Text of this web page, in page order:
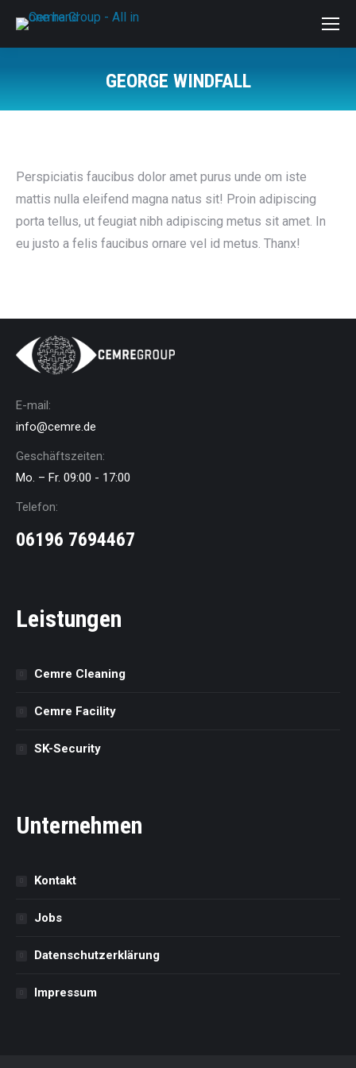
GEORGE WINDFALL
Perspiciatis faucibus dolor amet purus unde om iste
mattis nulla eleifend magna natus sit! Proin adipiscing
porta tellus, ut feugiat nibh adipiscing metus sit amet. In
eu justo a felis faucibus ornare vel id metus. Thanx!
E-mail:
info@cemre.de
Geschäftszeiten:
Mo. – Fr. 09:00 - 17:00
Telefon:
06196 7694467
Leistungen
Cemre Cleaning
Cemre Facility
SK-Security
Unternehmen
Kontakt
Jobs
Datenschutz­erklärung
Impressum